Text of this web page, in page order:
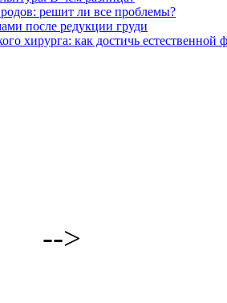
решит ли все проблемы?
после редукции груди
хирурга: как достичь
-->